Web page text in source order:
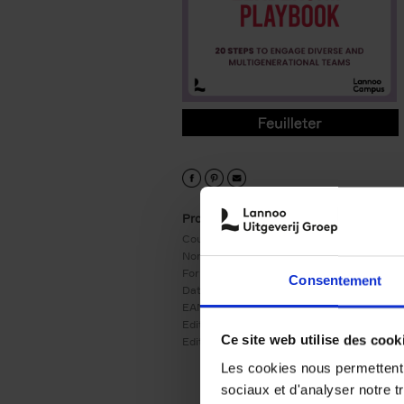
Consentement
Ce site web utilise des
Les cookies nous
sociaux et d'analyser notre
9789401437974.PDF
9789401437974.PDF
Product details
Couverture:
Couverture souple
Nombre de pages: 216
Format:
Date de parution:
EAN: 9789401437974
Editeur:
Edition: 1